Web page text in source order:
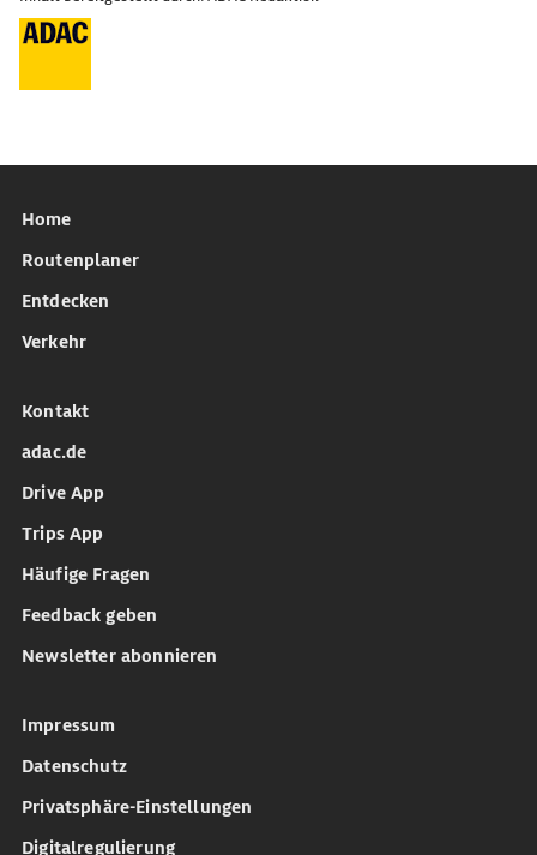
Home
Routenplaner
Entdecken
Verkehr
Kontakt
adac.de
Drive App
Trips App
Häufige Fragen
Feedback geben
Newsletter abonnieren
Impressum
Datenschutz
Privatsphäre-Einstellungen
Digitalregulierung